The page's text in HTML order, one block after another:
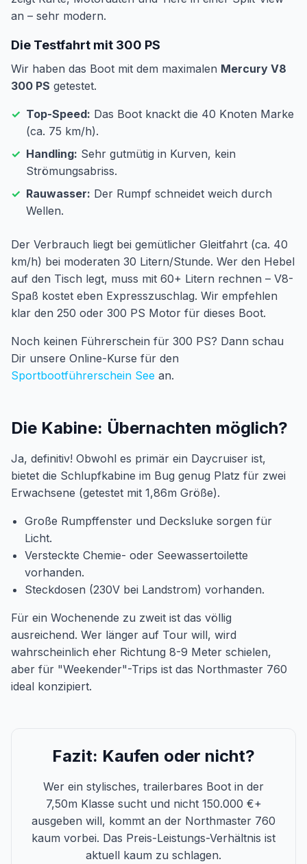
an – sehr modern.
Die Testfahrt mit 300 PS
Wir haben das Boot mit dem maximalen Mercury V8
300 PS getestet.
✓ Top-Speed: Das Boot knackt die 40 Knoten Marke
(ca. 75 km/h).
✓ Handling: Sehr gutmütig in Kurven, kein
Strömungsabriss.
✓ Rauwasser: Der Rumpf schneidet weich durch
Wellen.
Der Verbrauch liegt bei gemütlicher Gleitfahrt (ca. 40
km/h) bei moderaten 30 Litern/Stunde. Wer den Hebel
auf den Tisch legt, muss mit 60+ Litern rechnen – V8-
Spaß kostet eben Expresszuschlag. Wir empfehlen
klar den 250 oder 300 PS Motor für dieses Boot.
Noch keinen Führerschein für 300 PS? Dann schau
Dir unsere Online-Kurse für den
Sportbootführerschein See an.
Die Kabine: Übernachten möglich?
Ja, definitiv! Obwohl es primär ein Daycruiser ist,
bietet die Schlupfkabine im Bug genug Platz für zwei
Erwachsene (getestet mit 1,86m Größe).
Große Rumpffenster und Decksluke sorgen für
Licht.
Versteckte Chemie- oder Seewassertoilette
vorhanden.
Steckdosen (230V bei Landstrom) vorhanden.
Für ein Wochenende zu zweit ist das völlig
ausreichend. Wer länger auf Tour will, wird
wahrscheinlich eher Richtung 8-9 Meter schielen,
aber für "Weekender"-Trips ist das Northmaster 760
ideal konzipiert.
Fazit: Kaufen oder nicht?
Wer ein stylisches, trailerbares Boot in der
7,50m Klasse sucht und nicht 150.000 €+
ausgeben will, kommt an der Northmaster 760
kaum vorbei. Das Preis-Leistungs-Verhältnis ist
aktuell kaum zu schlagen.